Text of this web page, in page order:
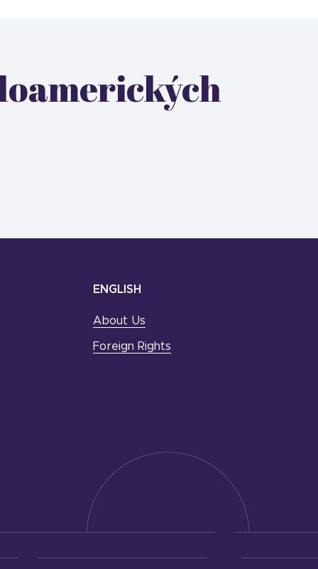
ENGLISH
About Us
Foreign Rights